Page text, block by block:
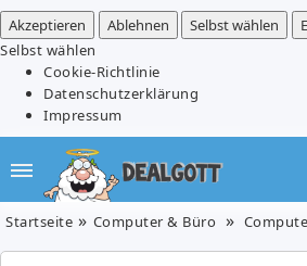
Akzeptieren
Ablehnen Selbst wählen
Selbst wählen
Cookie-Richtlinie
Datenschutzerklärung
Impressum
Startseite Computer & Büro